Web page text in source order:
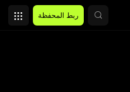
ربط المحفظة